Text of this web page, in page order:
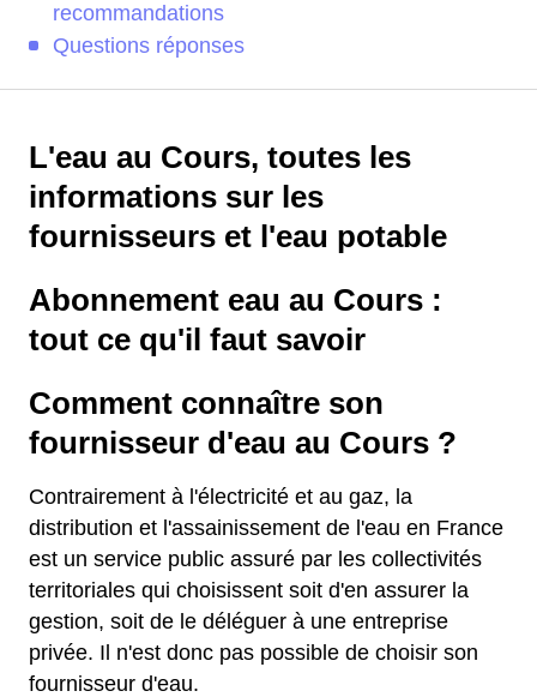
recommandations
Questions réponses
L'eau au Cours, toutes les
informations sur les
fournisseurs et l'eau potable
Abonnement eau au Cours :
tout ce qu'il faut savoir
Comment connaître son
fournisseur d'eau au Cours ?
Contrairement à l'électricité et au gaz, la
distribution et l'assainissement de l'eau en France
est un service public assuré par les collectivités
territoriales qui choisissent soit d'en assurer la
gestion, soit de le déléguer à une entreprise
privée. Il n'est donc pas possible de choisir son
fournisseur d'eau.